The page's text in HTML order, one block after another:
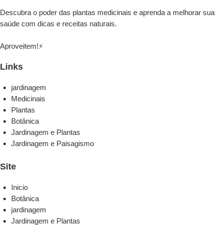
Descubra o poder das plantas medicinais e aprenda a melhorar sua
saúde com dicas e receitas naturais.
Aproveitem!⚡
Links
jardinagem
Medicinais
Plantas
Botânica
Jardinagem e Plantas
Jardinagem e Paisagismo
Site
Inicio
Botânica
jardinagem
Jardinagem e Plantas